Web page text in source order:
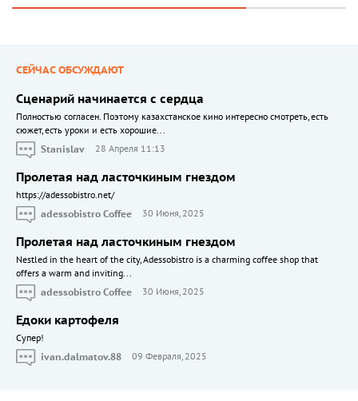
СЕЙЧАС ОБСУЖДАЮТ
Сценарий начинается с сердца
Полностью согласен. Поэтому казахстанское кино интересно смотреть, есть
сюжет, есть уроки и есть хорошие...
Stanislav
28 Апреля 11:13
Пролетая над ласточкиным гнездом
https://adessobistro.net/
adessobistro Coffee
30 Июня, 2025
Пролетая над ласточкиным гнездом
Nestled in the heart of the city, Adessobistro is a charming coffee shop that
offers a warm and inviting...
adessobistro Coffee
30 Июня, 2025
Едоки картофеля
Cупер!
ivan.dalmatov.88
09 Февраля, 2025